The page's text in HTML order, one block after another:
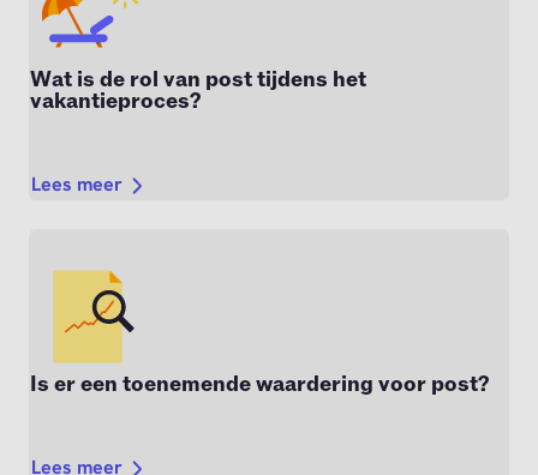
Wat is de rol van post tijdens het
vakantieproces?
Lees meer
Is er een toenemende waardering voor post?
Lees meer